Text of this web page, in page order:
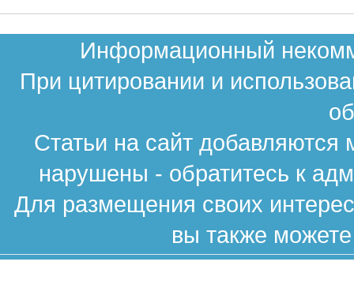
Информационный
При цитировании и
Статьи на сайт
нарушены - обратитесь к
Для размещения своих
вы также